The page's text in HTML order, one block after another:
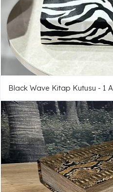
Black Wave Kitap Kutusu - 1